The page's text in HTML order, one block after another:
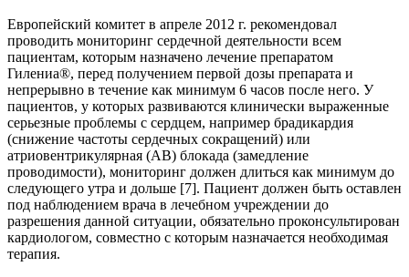
Европейский комитет в апреле 2012 г. рекомендовал
проводить мониторинг сердечной деятельности всем
пациентам, которым назначено лечение препаратом
Гилениа®, перед получением первой дозы препарата и
непрерывно в течение как минимум 6 часов после него. У
пациентов, у которых развиваются клинически выраженные
серьезные проблемы с сердцем, например брадикардия
(снижение частоты сердечных сокращений) или
атриовентрикулярная (АВ) блокада (замедление
проводимости), мониторинг должен длиться как минимум до
следующего утра и дольше [7]. Пациент должен быть оставлен
под наблюдением врача в лечебном учреждении до
разрешения данной ситуации, обязательно проконсультирован
кардиологом, совместно с которым назначается необходимая
терапия.